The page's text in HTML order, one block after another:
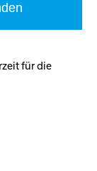
für die